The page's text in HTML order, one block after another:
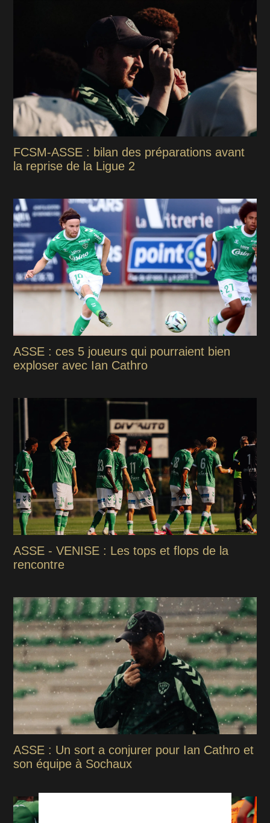
FCSM-ASSE : bilan des préparations avant
la reprise de la Ligue 2
ASSE : ces 5 joueurs qui pourraient bien
exploser avec Ian Cathro
ASSE - VENISE : Les tops et flops de la
rencontre
ASSE : Un sort a conjurer pour Ian Cathro et
son équipe à Sochaux